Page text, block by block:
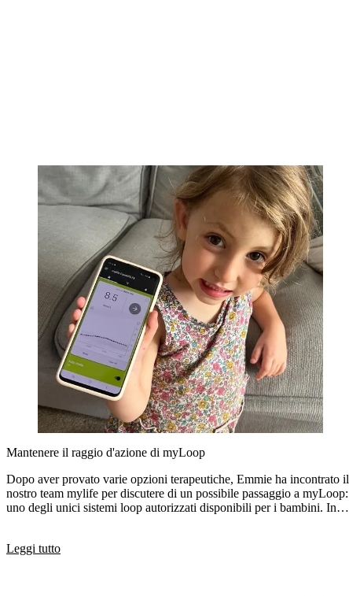
Mantenere il raggio d'azione di myLoop
Dopo aver provato varie opzioni terapeutiche, Emmie ha incontrato il
nostro team mylife per discutere di un possibile passaggio a myLoop:
uno degli unici sistemi loop autorizzati disponibili per i bambini. In
Leggi tutto